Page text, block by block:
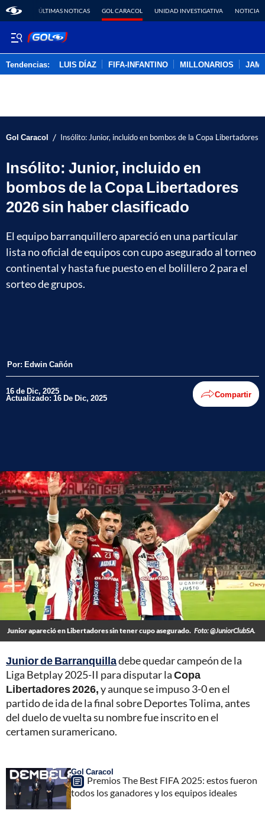
ÚLTIMAS NOTICAS GOL CARACOL UNIDAD INVESTIGATIVA NOTICIAS
Tendencias: LUIS DÍAZ FIFA-INFANTINO MILLONARIOS
Gol Caracol / Insólito: Junior, incluido en bombos de la Copa Libertadores
Insólito: Junior, incluido en
bombos de la Copa Libertadores
2026 sin haber clasificado
El equipo barranquillero apareció en una particular
lista no oficial de equipos con cupo asegurado al torneo
continental y hasta fue puesto en el bolillero 2 para el
sorteo de grupos.
Por: Edwin Cañón
16 de Dic, 2025
Actualizado: 16 De Dic, 2025 Compartir
Junior apareció en Libertadores sin tener cupo asegurado. Foto: @JuniorClubSA.
Junior de Barranquilladebe quedar campeón de la
Liga Betplay 2025-II para disputar laCopa
Libertadores 2026,y aunque se impuso 3-0 en el
partido de ida de la final sobre Deportes Tolima, antes
del duelo de vuelta su nombre fue inscrito en el
certamen suramericano.
Gol Caracol
Premios The Best FIFA 2025: estos fueron
todos los ganadores y los equipos ideales